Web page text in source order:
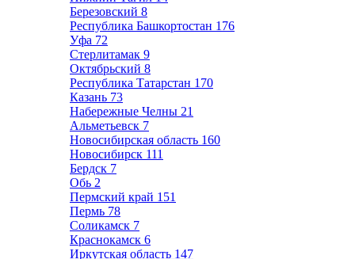
Березовский 8
Республика Башкортостан 176
Уфа 72
Стерлитамак 9
Октябрьский 8
Республика Татарстан 170
Казань 73
Набережные Челны 21
Альметьевск 7
Новосибирская область 160
Новосибирск 111
Бердск 7
Обь 2
Пермский край 151
Пермь 78
Соликамск 7
Краснокамск 6
Иркутская область 147